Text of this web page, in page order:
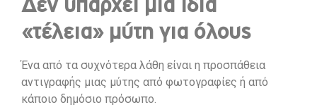
Δεν υπάρχει μία ίδια
«τέλεια» μύτη για όλους
Ένα από τα συχνότερα λάθη είναι η προσπάθεια
αντιγραφής μιας μύτης από φωτογραφίες ή από
κάποιο δημόσιο πρόσωπο.